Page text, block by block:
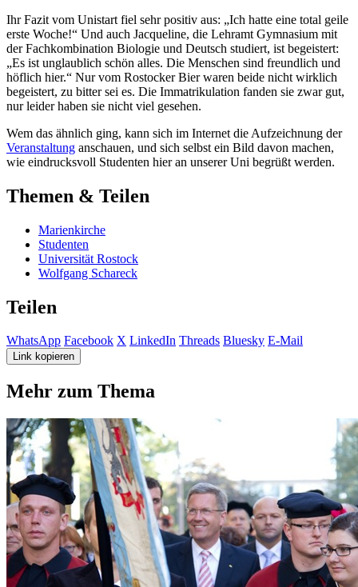
Ihr Fazit vom Unistart fiel sehr positiv aus: „Ich hatte eine total geile
erste Woche!“ Und auch Jacqueline, die Lehramt Gymnasium mit
der Fachkombination Biologie und Deutsch studiert, ist begeistert:
„Es ist unglaublich schön alles. Die Menschen sind freundlich und
höflich hier.“ Nur vom Rostocker Bier waren beide nicht wirklich
begeistert, zu bitter sei es. Die Immatrikulation fanden sie zwar gut,
nur leider haben sie nicht viel gesehen.
Wem das ähnlich ging, kann sich im Internet die Aufzeichnung der
Veranstaltung anschauen, und sich selbst ein Bild davon machen,
wie eindrucksvoll Studenten hier an unserer Uni begrüßt werden.
Themen & Teilen
Marienkirche
Studenten
Universität Rostock
Wolfgang Schareck
Teilen
WhatsApp Facebook X LinkedIn Threads Bluesky E-Mail
Link kopieren
Mehr zum Thema